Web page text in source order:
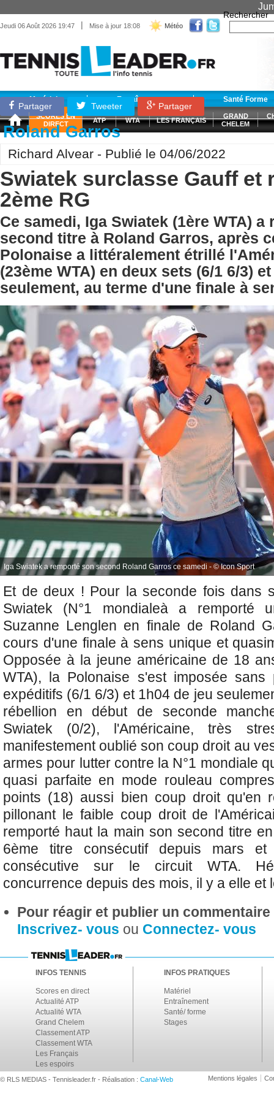
Jeudi 06 Août 2026 19:47 | Mise à jour 18:08 Météo
Rechercher
Matériel Entraînement Santé Forme
SCORES EN
DIRECT
ATP WTA LES FRANÇAIS
GRAND
CHELEM
Partager Tweeter Partager
Roland Garros
Richard Alvear - Publié le 04/06/2022
Swiatek surclasse Gauff et
2ème RG
Ce samedi, Iga Swiatek (1ère WTA) a
second titre à Roland Garros, après
Polonaise a littéralement étrillé
(23ème WTA) en deux sets (6/1 6/3)
seulement, au terme d'une finale à
Iga Swiatek a remporté son second Roland Garros ce samedi - © Icon Sport
Et de deux ! Pour la seconde fois dans
Swiatek (N°1 mondialeà a remporté
Suzanne Lenglen en finale de Roland
cours d'une finale à sens unique et
Opposée à la jeune américaine de 18
WTA), la Polonaise s'est imposée
expéditifs (6/1 6/3) et 1h04 de jeu
rébellion en début de seconde
Swiatek (0/2), l'Américaine, très
manifestement oublié son coup droit au
armes pour lutter contre la N°1 mondiale
quasi parfaite en mode rouleau
points (18) aussi bien coup droit qu'en
pillonant le faible coup droit de
remporté haut la main son second titre
6ème titre consécutif depuis mars
consécutive sur le circuit WTA.
concurrence depuis des mois, il y a elle et
Pour réagir et publier un
Inscrivez- vous ou Connectez- vous
INFOS TENNIS
Scores en direct
Actualité ATP
Actualité WTA
Grand Chelem
Classement ATP
Classement WTA
Les Français
Les espoirs
INFOS PRATIQUES
Matériel
Entraînement
Santé/ forme
Stages
© RLS MEDIAS - Tennisleader.fr - Réalisation : Canal-Web Mentions légales